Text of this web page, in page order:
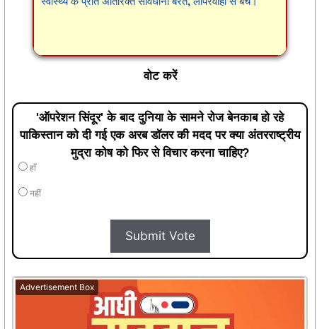
वोट करें
'ऑपरेशन सिंदूर' के बाद दुनिया के सामने रोज बेनकाब हो रहे
पाकिस्तान को दी गई एक अरब डॉलर की मदद पर क्या अंतरराष्ट्रीय
मुद्रा कोष को फिर से विचार करना चाहिए?
हाँ
नहीं
Submit Vote
Advertisement Box